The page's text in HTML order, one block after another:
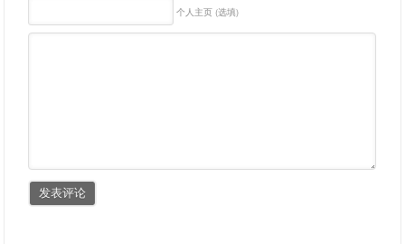
个人主页 (选填)